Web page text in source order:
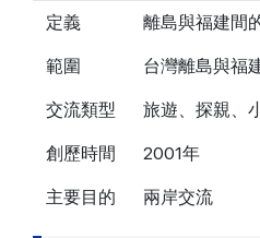
定義 離島與福建間
範圍 台灣離島與福
交流類型 旅遊、探親、
創歷時間 2001年
主要目的 兩岸交流